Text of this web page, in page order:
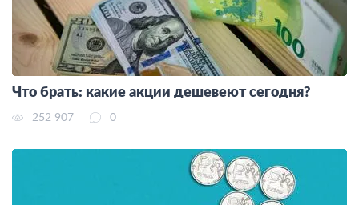
Что брать: какие акции дешевеют сегодня?
252 907 0